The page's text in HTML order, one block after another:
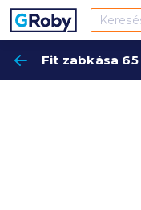
Fit zabkása